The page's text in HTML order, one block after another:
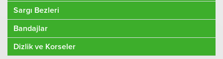
Sargı Bezleri
Bandajlar
Dizlik ve Korseler